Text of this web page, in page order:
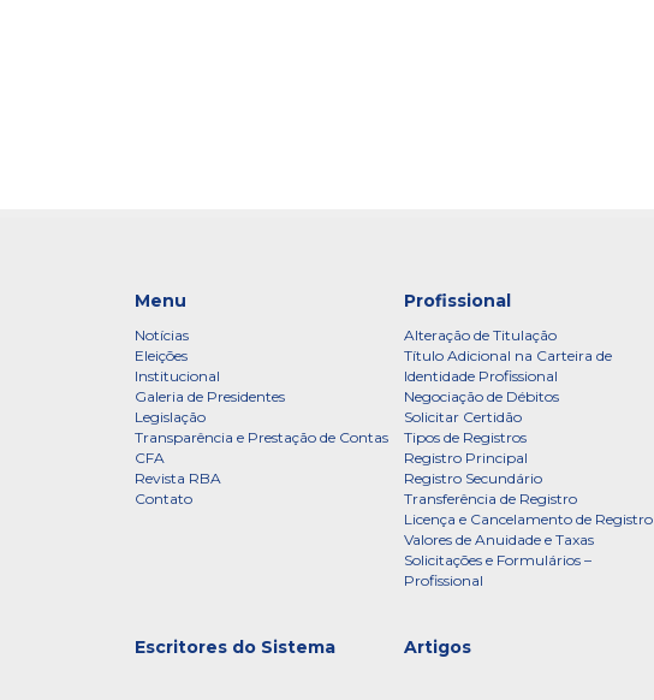
Menu
Notícias
Eleições
Institucional
Galeria de Presidentes
Legislação
Transparência e Prestação de Contas
CFA
Revista RBA
Contato
Profissional
Alteração de Titulação
Título Adicional na Carteira de
Identidade Profissional
Negociação de Débitos
Solicitar Certidão
Tipos de Registros
Registro Principal
Registro Secundário
Transferência de Registro
Licença e Cancelamento de Registro
Valores de Anuidade e Taxas
Solicitações e Formulários –
Profissional
Artigos
Escritores do Sistema